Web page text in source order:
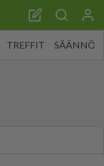
TREFFIT SÄÄNNÖT